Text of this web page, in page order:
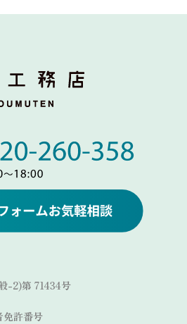
Link
Link
-2)第 71434号
免許番号